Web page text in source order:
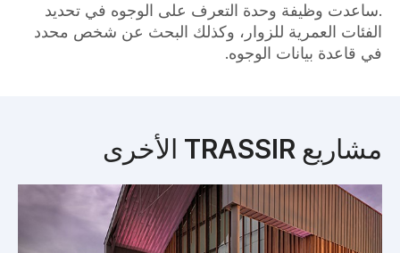
.ساعدت وظيفة وحدة التعرف على الوجوه في تحديد
الفئات العمرية للزوار، وكذلك البحث عن شخص محدد
في قاعدة بيانات الوجوه.
مشاريع TRASSIR الأخرى